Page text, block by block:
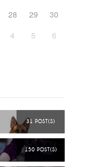
28 29
30
4 5 6
31 POST(S)
150 POST(S)